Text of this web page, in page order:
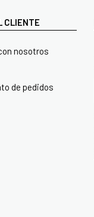
CLIENTE
nosotros
de pedidos